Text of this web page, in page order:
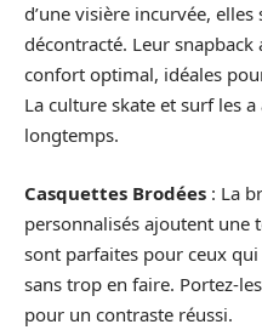
d’une visière incurvée,
décontracté. Leur
confort optimal, idéales
La culture skate et surf les
longtemps.
Casquettes Brodées : La
personnalisés ajoutent une
sont parfaites pour ceux
sans trop en faire. Portez-
pour un contraste réussi.